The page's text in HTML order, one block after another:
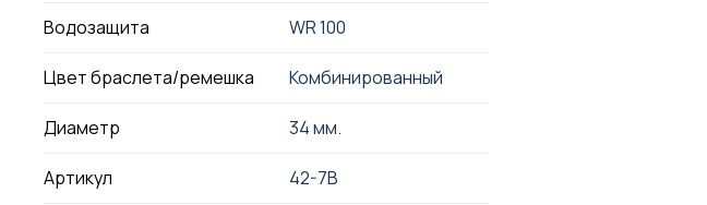
Водозащита WR 100
Цвет браслета/ремешка Комбинированный
Диаметр 34 мм.
Артикул 42-7B